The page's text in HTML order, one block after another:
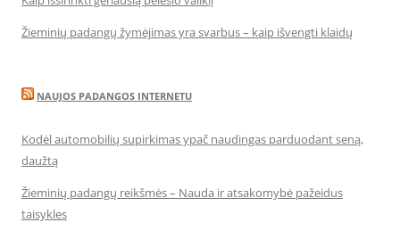
Žieminių padangų žymėjimas yra svarbus – kaip išvengti klaidų
NAUJOS PADANGOS INTERNETU
Kodėl automobilių supirkimas ypač naudingas parduodant seną,
daužtą
Žieminių padangų reikšmės – Nauda ir atsakomybė pažeidus
taisykles